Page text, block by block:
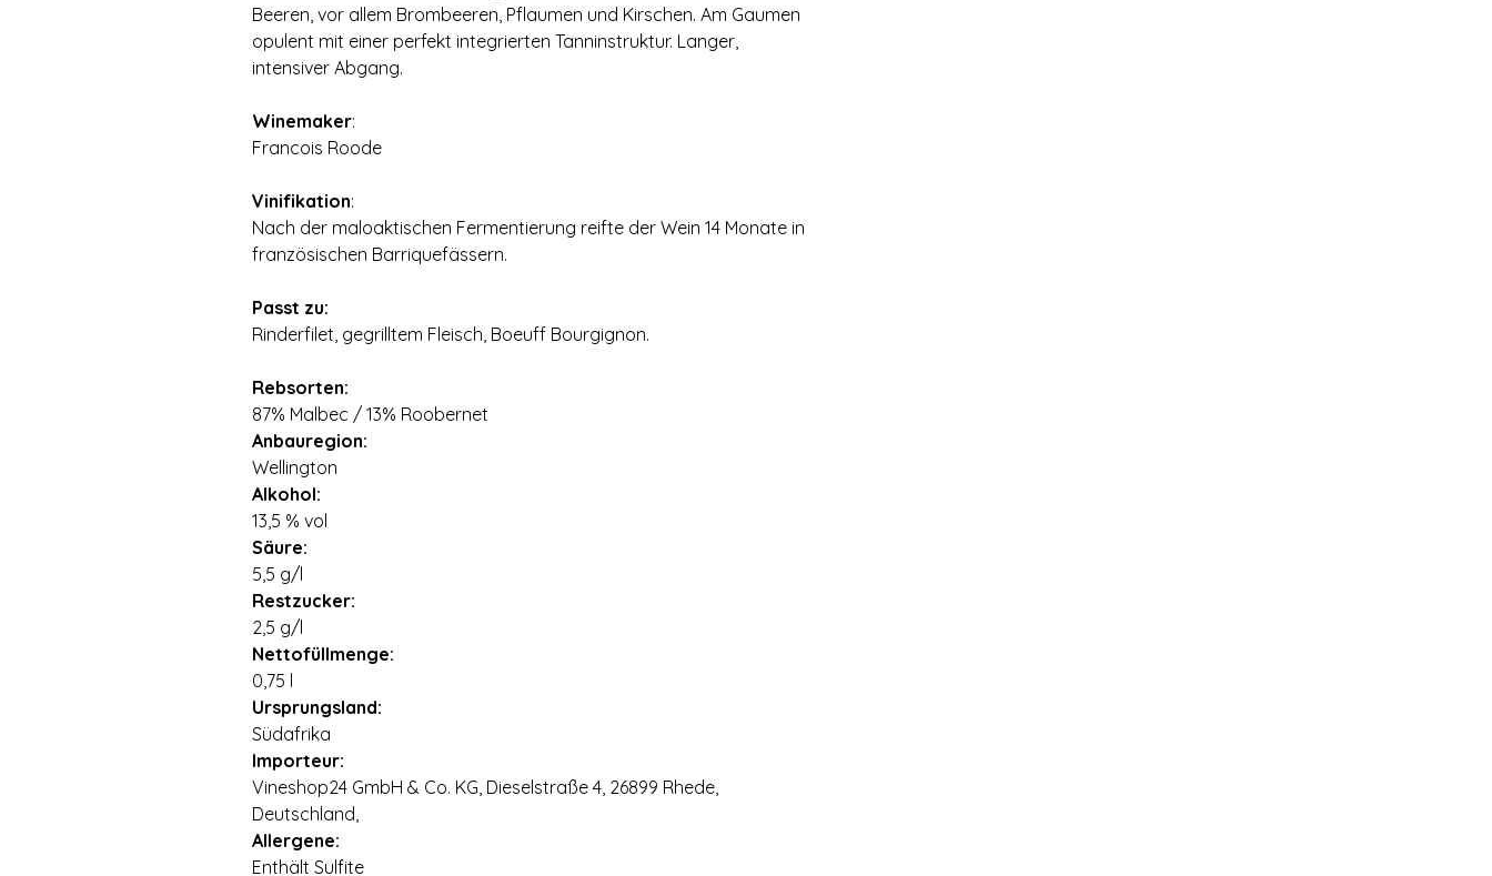
Beeren‚ vor allem Brombeeren‚ Pflaumen und Kirschen. Am Gaumen
opulent mit einer perfekt integrierten Tanninstruktur. Langer‚
intensiver Abgang.
Winemaker:
Francois Roode
Vinifikation:
Nach der maloaktischen Fermentierung reifte der Wein 14 Monate in
französischen Barriquefässern.
Passt zu:
Rinderfilet‚ gegrilltem Fleisch‚ Boeuff Bourgignon.
Rebsorten:
87% Malbec / 13% Roobernet
Anbauregion:
Wellington
Alkohol:
13,5 % vol
Säure:
5,5 g/l
Restzucker:
2,5 g/l
Nettofüllmenge:
0,75 l
Ursprungsland:
Südafrika
Importeur:
Vineshop24 GmbH & Co. KG, Dieselstraße 4, 26899 Rhede,
Deutschland,
Allergene:
Enthält Sulfite